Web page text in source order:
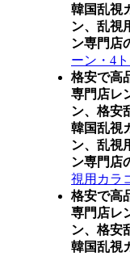
韓国乱視
ン、乱視
ン専門店
ーン・4
格安で高
専門店レ
ン、格安
韓国乱視
ン、乱視
ン専門店
視用カラ
格安で高
専門店レ
ン、格安
韓国乱視